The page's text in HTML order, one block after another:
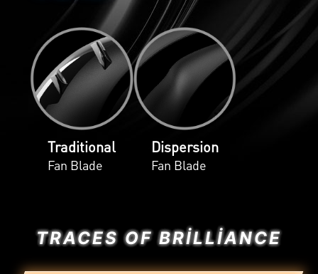
Traditional
Fan Blade
Dispersion
Fan Blade
TRACES OF BRILLIANCE